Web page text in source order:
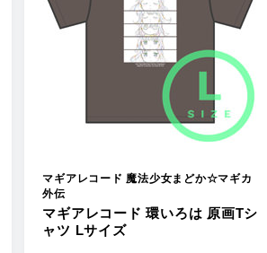
マギアレコード 魔法少女まどか☆マギカ
外伝
マギアレコード 環いろは 原画Tシ
ャツ Lサイズ